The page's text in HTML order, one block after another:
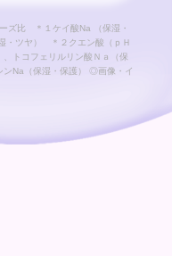
ズ比 ＊１ケイ酸Na （保湿・
・ツヤ） ＊２クエン酸（ｐＨ
トコフェリルリン酸Ｎａ（保
Na（保湿・保護） ◎画像・イ